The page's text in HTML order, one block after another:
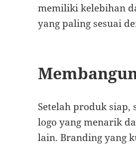
memiliki kelebihan
yang paling sesuai
Setelah produk
logo yang menarik
lain. Branding yang